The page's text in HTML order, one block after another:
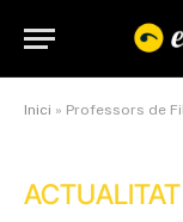
Inici » Professors de Filosofia
ACTUALITAT